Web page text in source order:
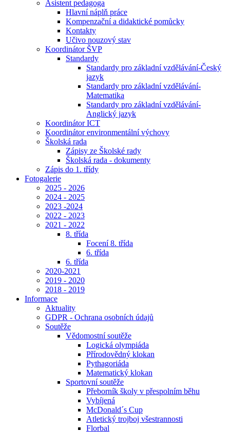
Asistent pedagoga
Hlavní náplň práce
Kompenzační a didaktické pomůcky
Kontakty
Učivo nouzový stav
Koordinátor ŠVP
Standardy
Standardy pro základní vzdělávání-Český
jazyk
Standardy pro základní vzdělávání-
Matematika
Standardy pro základní vzdělávání-
Anglický jazyk
Koordinátor ICT
Koordinátor environmentální výchovy
Školská rada
Zápisy ze Školské rady
Školská rada - dokumenty
Zápis do 1. třídy
Fotogalerie
2025 - 2026
2024 - 2025
2023 -2024
2022 - 2023
2021 - 2022
8. třída
Focení 8. třída
6. třída
6. třída
2020-2021
2019 - 2020
2018 - 2019
Informace
Aktuality
GDPR - Ochrana osobních údajů
Soutěže
Vědomostní soutěže
Logická olympiáda
Přírodovědný klokan
Pythagoriáda
Matematický klokan
Sportovní soutěže
Přeborník školy v přespolním běhu
Vybíjená
McDonald´s Cup
Atletický trojboj všestrannosti
Florbal